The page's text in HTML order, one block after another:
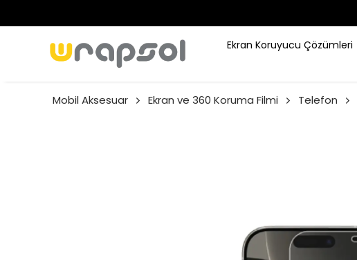
Ekran Koruyucu Çözümleri
Mobil Aksesuar Ekran ve 360 Koruma Filmi Telefon